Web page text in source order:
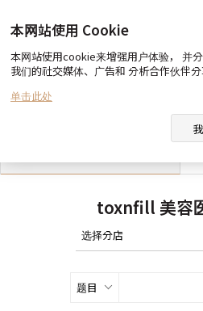
toxnfill 美容医院 向您约定
toxnfill 美容
本网站使用 Cookie
本网站使用cookie来增强用户体验， 并
我们的社交媒体、广告和 分析合作伙伴分
单击此处